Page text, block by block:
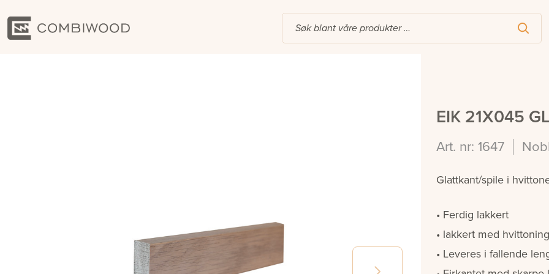
EIK 21X045
Art. nr: 1647
Glattkant/spile i
Ferdig lakkert
lakkert med hvittoning
Leveres i fallende